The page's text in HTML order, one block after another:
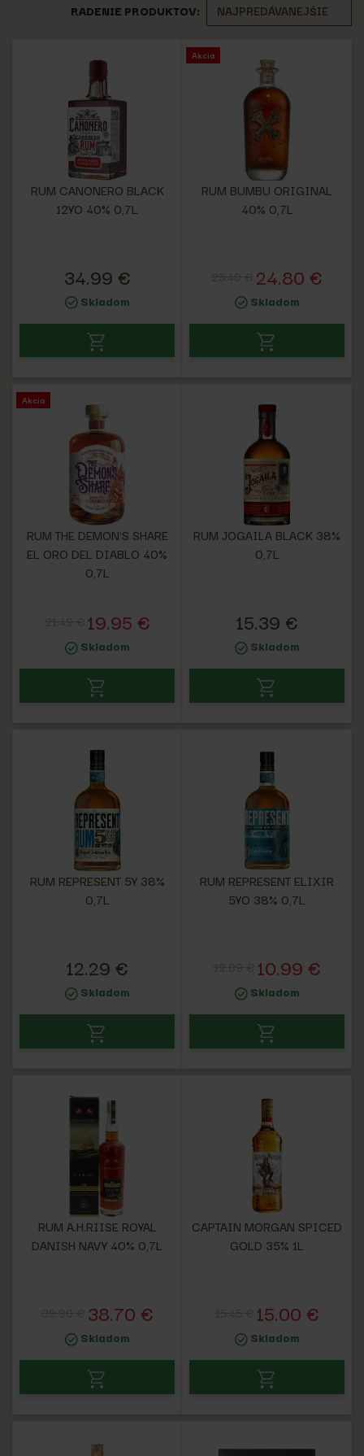
RADENIE PRODUKTOV:
RUM CANONERO BLACK
12YO 40% 0,7L
34.99 €
Skladom
Akcia
RUM BUMBU ORIGINAL
40% 0,7L
24.80 €
Skladom
Akcia
RUM THE DEMON'S SHARE
EL ORO DEL DIABLO 40%
0,7L
19.95 €
Skladom
RUM JOGAILA BLACK 38%
0,7L
15.39 €
Skladom
RUM REPRESENT 5Y 38%
0,7L
12.29 €
Skladom
RUM REPRESENT ELIXIR
5YO 38% 0,7L
10.99 €
Skladom
RUM A.H.RIISE ROYAL
DANISH NAVY 40% 0,7L
38.70 €
Skladom
CAPTAIN MORGAN SPICED
GOLD 35% 1L
15.00 €
Skladom